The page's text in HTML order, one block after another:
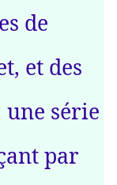
de
et des
série
par